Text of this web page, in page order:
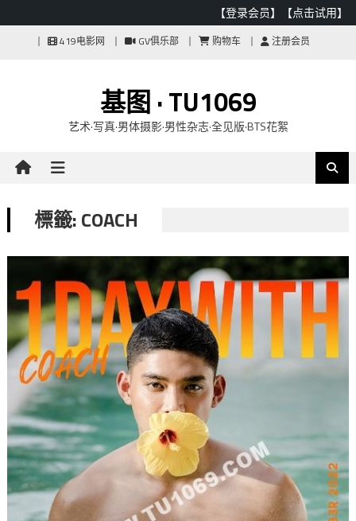
【登录会员】 【点击试用】
419电影网 GV俱乐部 购物车 注册会员
基图 · TU1069
艺术·写真·男体摄影·男性杂志·全见版·BTS花絮
標籤: COACH